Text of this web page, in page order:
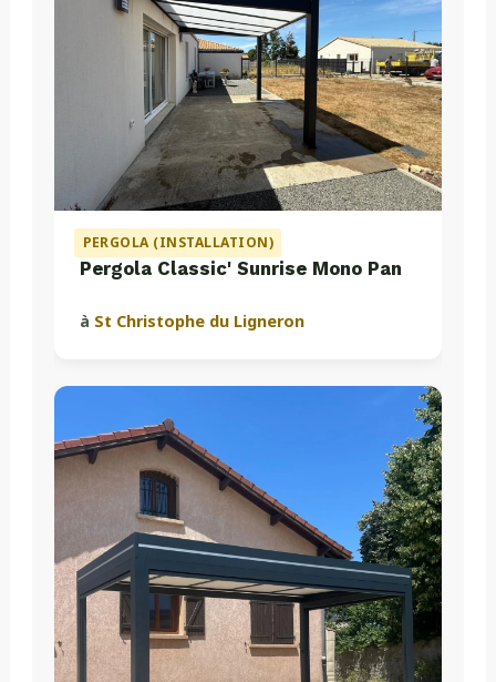
PERGOLA (INSTALLATION)
Pergola Classic' Sunrise Mono Pan
à St Christophe du Ligneron